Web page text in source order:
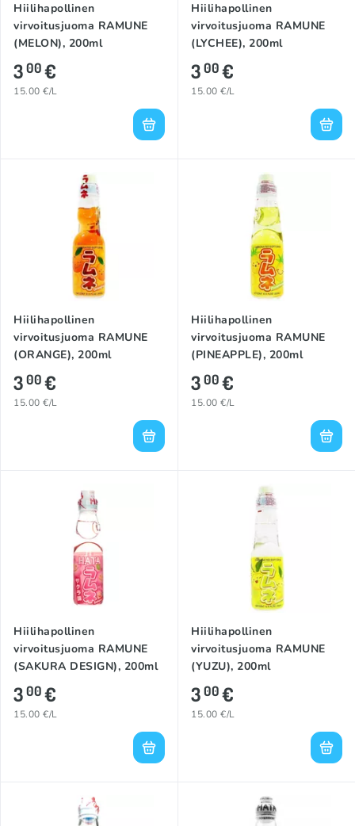
Hiilihapollinen
virvoitusjuoma RAMUNE
(MELON), 200ml
300€
15.00 €/L
Hiilihapollinen
virvoitusjuoma RAMUNE
(LYCHEE), 200ml
300€
15.00 €/L
Hiilihapollinen
virvoitusjuoma RAMUNE
(ORANGE), 200ml
300€
15.00 €/L
Hiilihapollinen
virvoitusjuoma RAMUNE
(PINEAPPLE), 200ml
300€
15.00 €/L
Hiilihapollinen
virvoitusjuoma RAMUNE
(SAKURA DESIGN), 200ml
300€
15.00 €/L
Hiilihapollinen
virvoitusjuoma RAMUNE
(YUZU), 200ml
300€
15.00 €/L